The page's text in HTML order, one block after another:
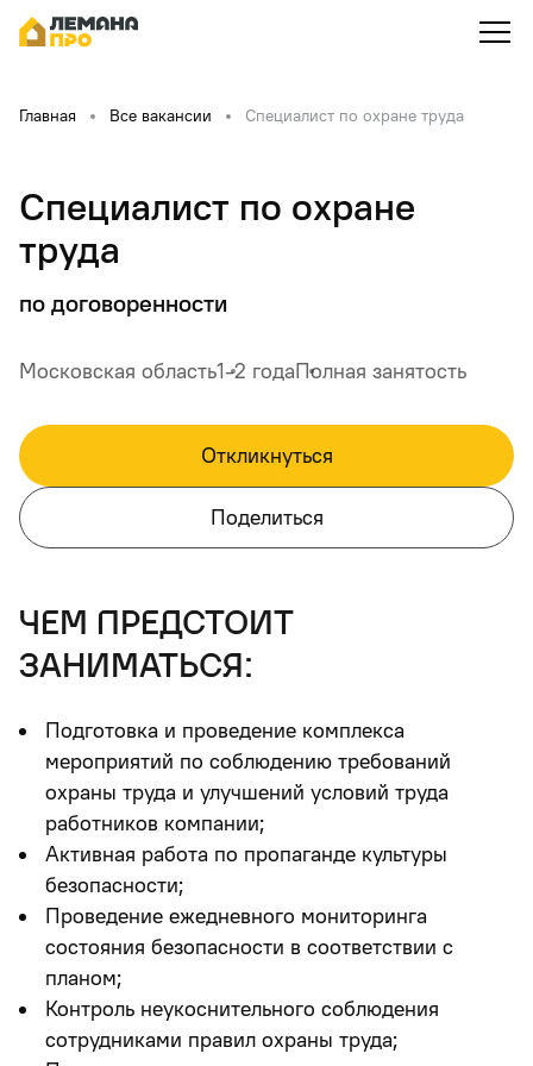
Главная Все вакансии Специалист по охране труда
Специалист по охране
труда
по договоренности
Московская область1-2 годаПолная занятость
Откликнуться
Поделиться
чем предстоит
заниматься:
Подготовка и проведение комплекса
мероприятий по соблюдению требований
охраны труда и улучшений условий труда
работников компании;
Активная работа по пропаганде культуры
безопасности;
Проведение ежедневного мониторинга
состояния безопасности в соответствии с
планом;
Контроль неукоснительного соблюдения
сотрудниками правил охраны труда;